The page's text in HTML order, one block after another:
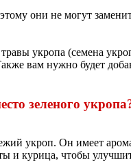
они не могут
укропа (семена
вам нужно будет
зеленого
укроп. Он имеет
и курица, чтобы